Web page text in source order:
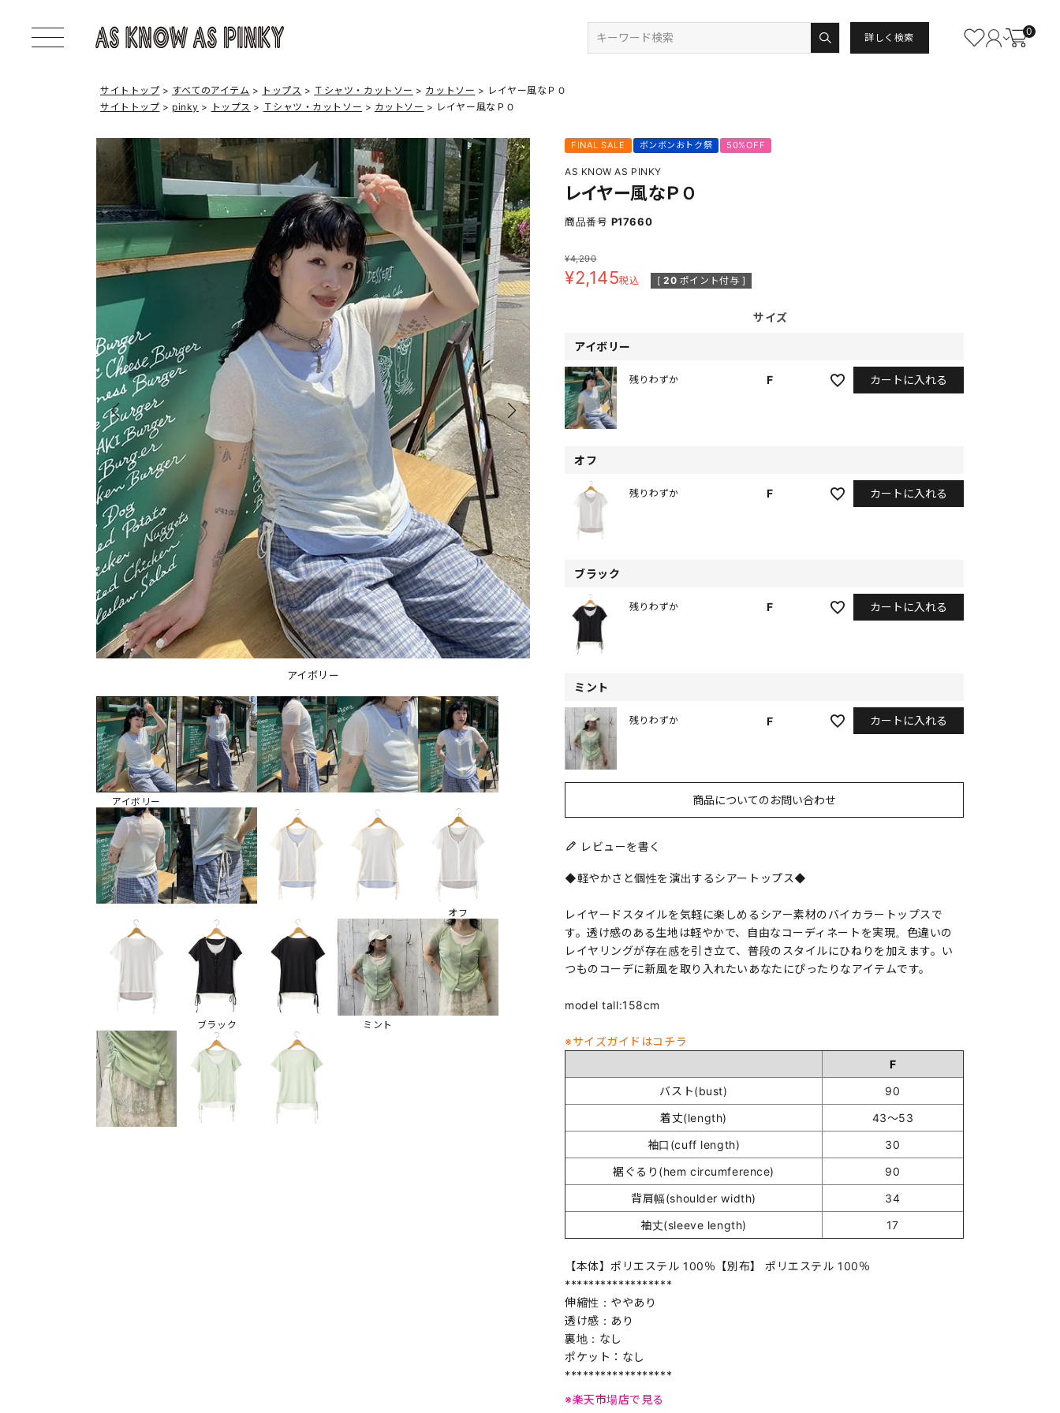
詳しく検索
0
サイトトップ すべてのアイテム トップス Ｔシャツ・カットソー カットソー
レイヤー風なＰＯ
サイトトップ
pinky トップス Ｔシャツ・カットソー カットソー レイヤー風なＰＯ
アイボリー
アイボリー
オフ
ブラック ミント
FINAL SALE ボンボンおトク祭 50%OFF
AS KNOW AS PINKY
レイヤー風なＰＯ
商品番号 P17660
¥4,290
¥2,145税込 [ 20 ポイント付与 ]
サイズ
アイボリー
F
残りわずか カートに入れる
オフ
F
残りわずか カートに入れる
ブラック
F
残りわずか カートに入れる
ミント
F
残りわずか カートに入れる
商品についてのお問い合わせ
レビューを書く
◆軽やかさと個性を演出するシアートップス◆
レイヤードスタイルを気軽に楽しめるシアー素材のバイカラートップスで
す。透け感のある生地は軽やかで、自由なコーディネートを実現。色違いの
レイヤリングが存在感を引き立て、普段のスタイルにひねりを加えます。い
つものコーデに新風を取り入れたいあなたにぴったりなアイテムです。
model tall:158cm
※サイズガイドはコチラ
F
バスト(bust)
90
着丈(length)
43～53
袖口(cuff length)
30
裾ぐるり(hem circumference)
90
背肩幅(shoulder width)
34
袖丈(sleeve length)
17
【本体】ポリエステル 100％【別布】 ポリエステル 100％
******************
伸縮性：ややあり
透け感：あり
裏地：なし
ポケット：なし
******************
※楽天市場店で見る